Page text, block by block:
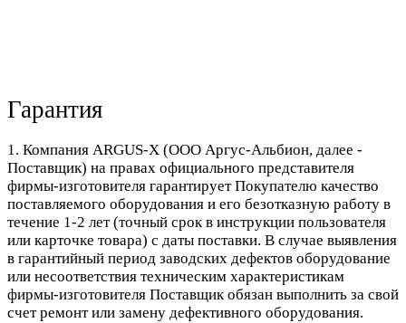
Гарантия
1. Компания ARGUS-X (ООО Аргус-Альбион, далее -
Поставщик) на правах официального представителя
фирмы-изготовителя гарантирует Покупателю качество
поставляемого оборудования и его безотказную работу в
течение 1-2 лет (точный срок в инструкции пользователя
или карточке товара) с даты поставки. В случае выявления
в гарантийный период заводских дефектов оборудование
или несоответствия техническим характеристикам
фирмы-изготовителя Поставщик обязан выполнить за свой
счет ремонт или замену дефективного оборудования.